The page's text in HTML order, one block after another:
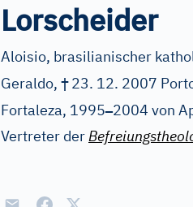
Lorscheider
Aloisio, brasilianischer
Geraldo, †23. 12. 2007
Fortaleza, 1995–2004 von
Vertreter der